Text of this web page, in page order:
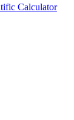
Calculator